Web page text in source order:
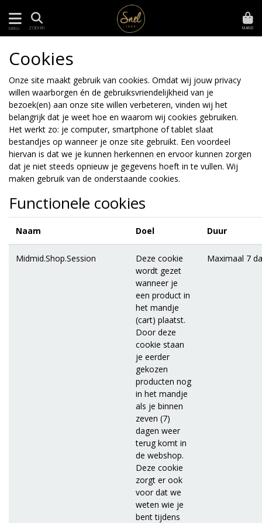
MENU ZOEKEN MAND
Cookies
Onze site maakt gebruik van cookies. Omdat wij jouw privacy
willen waarborgen én de gebruiksvriendelijkheid van je
bezoek(en) aan onze site willen verbeteren, vinden wij het
belangrijk dat je weet hoe en waarom wij cookies gebruiken.
Het werkt zo: je computer, smartphone of tablet slaat
bestandjes op wanneer je onze site gebruikt. Een voordeel
hiervan is dat we je kunnen herkennen en ervoor kunnen zorgen
dat je niet steeds opnieuw je gegevens hoeft in te vullen. Wij
maken gebruik van de onderstaande cookies.
Functionele cookies
Naam Doel Duur
Midmid.Shop.Session
Deze cookie
wordt gezet
wanneer je
een product in
het mandje
(cart) plaatst.
Door deze
cookie staan
je eerder
gekozen
producten nog
in het mandje
als je binnen
zeven (7)
dagen weer
terug komt in
de webshop.
Deze cookie
zorgt er ook
voor dat we
weten wie je
bent tijdens
Maximaal 7